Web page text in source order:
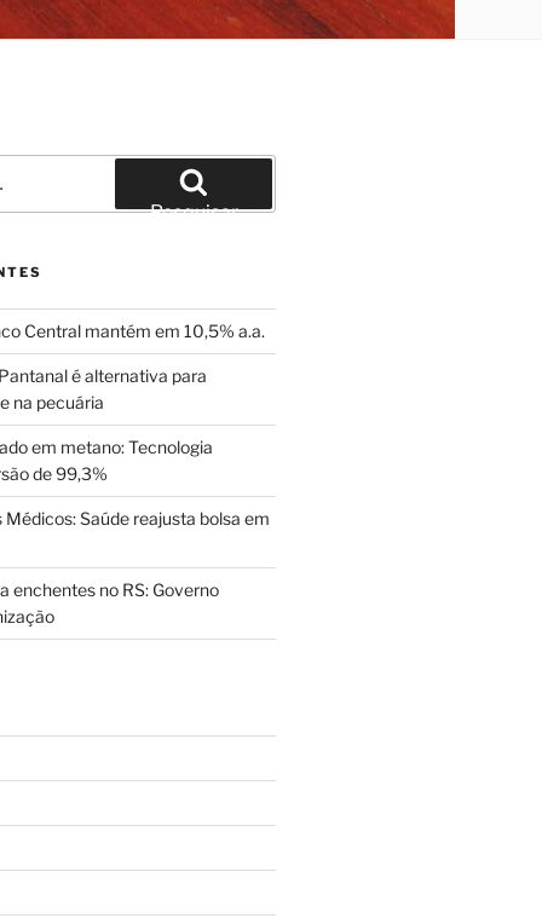
Pesquisar
Central mantém em 10,5% a.a.
é alternativa para
na pecuária
em metano: Tecnologia
de 99,3%
Saúde reajusta bolsa em
enchentes no RS: Governo